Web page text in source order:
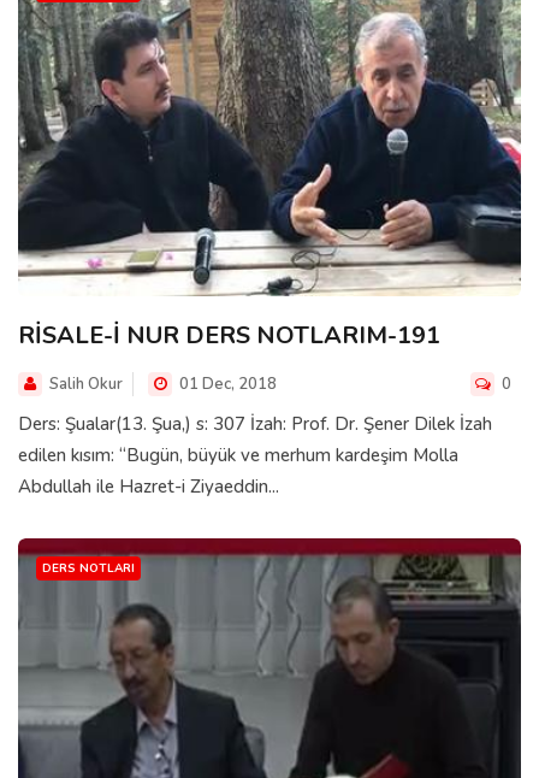
RİSALE-İ NUR DERS NOTLARIM-191
Salih Okur 01 Dec, 2018 0
Ders: Şualar(13. Şua,) s: 307 İzah: Prof. Dr. Şener Dilek İzah
edilen kısım: “Bugün, büyük ve merhum kardeşim Molla
Abdullah ile Hazret-i Ziyaeddin...
DERS NOTLARI